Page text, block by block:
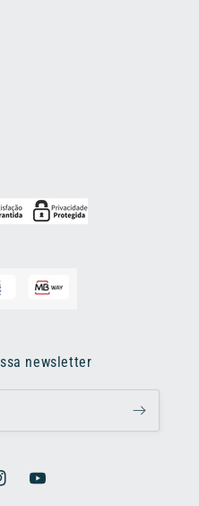
newsletter
YouTube